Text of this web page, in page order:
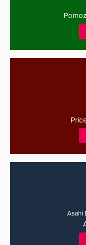
Asahi